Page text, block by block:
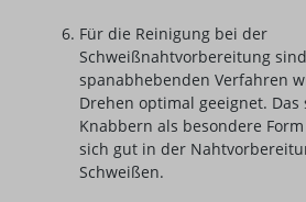
Für die Reinigung bei der
Schweißnahtvorbereitung
spanabhebenden Verfahren
Drehen optimal geeignet. Das
Knabbern als besondere
sich gut in der
Schweißen.